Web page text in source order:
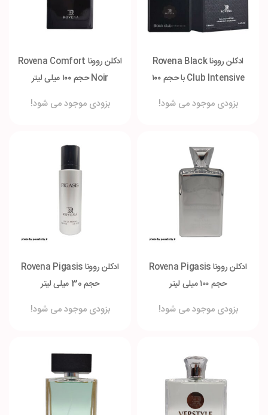
ادکلن روونا Rovena Black
Club Intensive با حجم ۱۰۰
بزودی موجود می شود!
ادکلن روونا Rovena Comfort
Noir حجم ۱۰۰ میلی لیتر
بزودی موجود می شود!
ادکلن روونا Rovena Pigasis
حجم ۱۰۰ میلی لیتر
بزودی موجود می شود!
ادکلن روونا Rovena Pigasis
حجم 30 میلی لیتر
بزودی موجود می شود!